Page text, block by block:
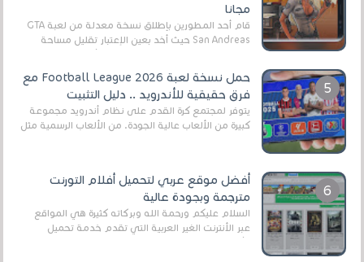
مجانا
قام أحد المطورين بإطلاق نسخة معدلة من لعبة GTA
San Andreas حيث أخد بعين الإعتبار تقليل مساحة
حمل نسخة لعبة Football League 2026 مع
فرق حقيقية للأندرويد .. دليل التثبيت
يتوفر لمجتمع كرة القدم على نظام أندرويد مجموعة
كبيرة من الألعاب عالية الجودة. من الألعاب الرسمية مثل
أفضل موقع عربي لتحميل أفلام التورنت
مترجمة وبجودة عالية
السلام عليكم ورحمة الله وبركاته كثيرة هي المواقع
عبر الأنترنت الغير العربية التي تقدم خدمة تحميل
الأفلام على التورنت ، ومعظم هذه المواقع ل...